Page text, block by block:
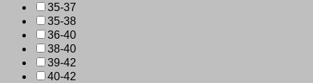
35-37
35-38
36-40
38-40
39-42
40-42